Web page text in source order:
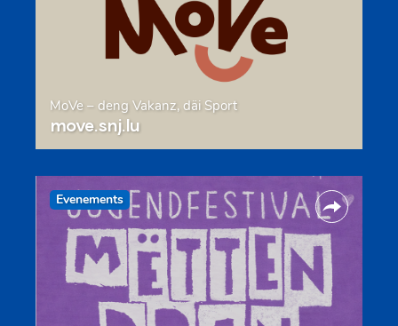
MoVe – deng Vakanz, däi Sport
move.snj.lu
Evenements